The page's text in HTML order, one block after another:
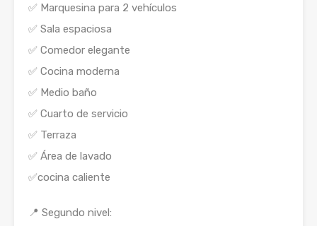
✅ Marquesina para 2 vehículos
✅ Sala espaciosa
✅ Comedor elegante
✅ Cocina moderna
✅ Medio baño
✅ Cuarto de servicio
✅ Terraza
✅ Área de lavado
✅cocina caliente
📍 Segundo nivel: